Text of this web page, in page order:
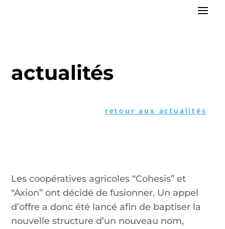
actualités
retour aux actualités
Les coopératives agricoles “Cohesis” et
“Axion” ont décidé de fusionner. Un appel
d’offre a donc été lancé afin de baptiser la
nouvelle structure d’un nouveau nom,